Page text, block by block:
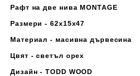
Рафт на две нива MONTAGE
Размери - 62x15x47
Материал - масивна дървесина
Цвят - светъл орех
Дизайн - TODD WOOD